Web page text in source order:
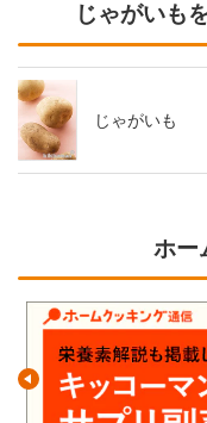
じゃがいも
じゃがいも
ホー